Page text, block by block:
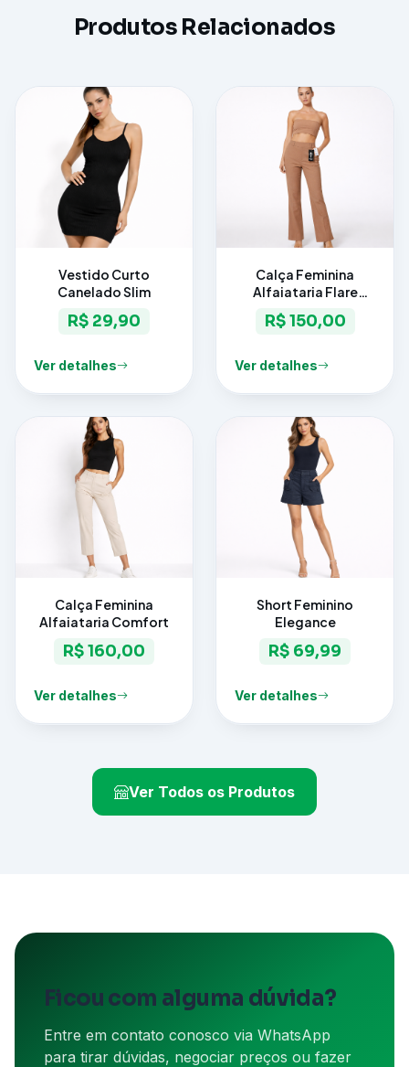
Produtos Relacionados
Vestido Curto
Canelado Slim
R$ 29,90
Ver detalhes
Calça Feminina
Alfaiataria Flare
Elegance
R$ 150,00
Ver detalhes
Calça Feminina
Alfaiataria Comfort
R$ 160,00
Ver detalhes
Short Feminino
Elegance
R$ 69,99
Ver detalhes
Ver Todos os Produtos
Ficou com alguma dúvida?
Entre em contato conosco via WhatsApp
para tirar dúvidas, negociar preços ou fazer